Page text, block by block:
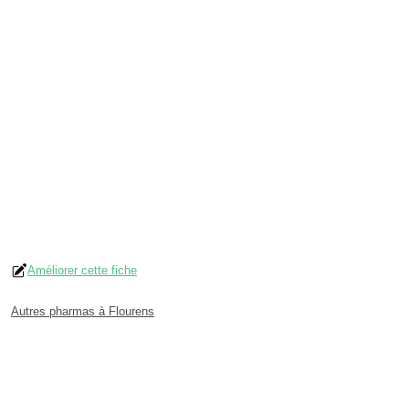
Améliorer cette fiche
Autres pharmas à Flourens